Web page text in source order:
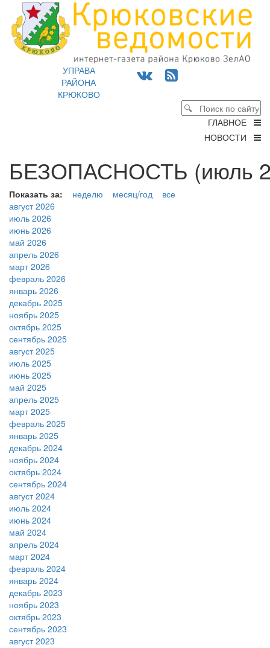
УПРАВА
РАЙОНА
КРЮКОВО
ГЛАВНОЕ
НОВОСТИ
БЕЗОПАСНОСТЬ (июль
Показать за: неделю месяц/год
все
август 2026
июль 2026
июнь 2026
май 2026
апрель 2026
март 2026
февраль 2026
январь 2026
декабрь 2025
ноябрь 2025
октябрь 2025
сентябрь 2025
август 2025
июль 2025
июнь 2025
май 2025
апрель 2025
март 2025
февраль 2025
январь 2025
декабрь 2024
ноябрь 2024
октябрь 2024
сентябрь 2024
август 2024
июль 2024
июнь 2024
май 2024
апрель 2024
март 2024
февраль 2024
январь 2024
декабрь 2023
ноябрь 2023
октябрь 2023
сентябрь 2023
август 2023